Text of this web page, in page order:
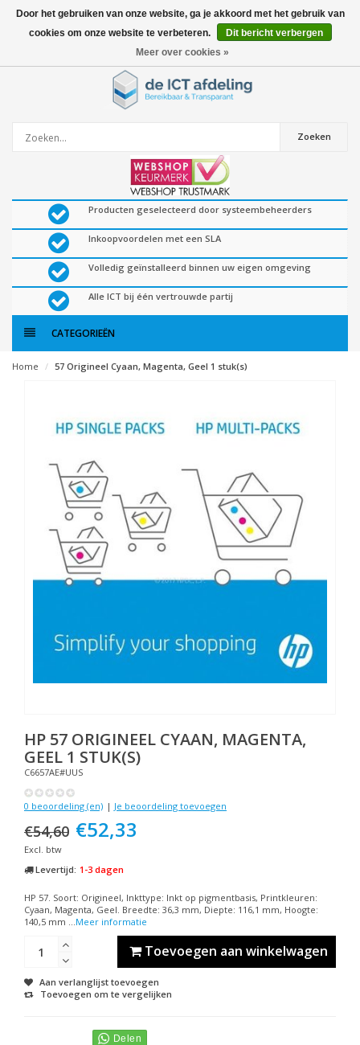
0artikelen
Zoeken
Producten geselecteerd door systeembeheerders
Inkoopvoordelen met een SLA
Volledig geïnstalleerd binnen uw eigen omgeving
Alle ICT bij één vertrouwde partij
CATEGORIEËN
Home 57 Origineel Cyaan, Magenta, Geel 1 stuk(s)
HP 57 ORIGINEEL CYAAN, MAGENTA,
GEEL 1 STUK(S)
C6657AE#UUS
0 beoordeling (en) | Je beoordeling toevoegen
€54,60 €52,33
Excl. btw
Levertijd: 1-3 dagen
HP 57. Soort: Origineel, Inkttype: Inkt op pigmentbasis, Printkleuren:
Cyaan, Magenta, Geel. Breedte: 36,3 mm, Diepte: 116,1 mm, Hoogte:
140,5 mm ...Meer informatie
Toevoegen aan winkelwagen
Aan verlanglijst toevoegen
Toevoegen om te vergelijken
Door het gebruiken van onze website, ga je akkoord met het gebruik van
cookies om onze website te verbeteren.
Dit bericht verbergen
Meer over cookies »